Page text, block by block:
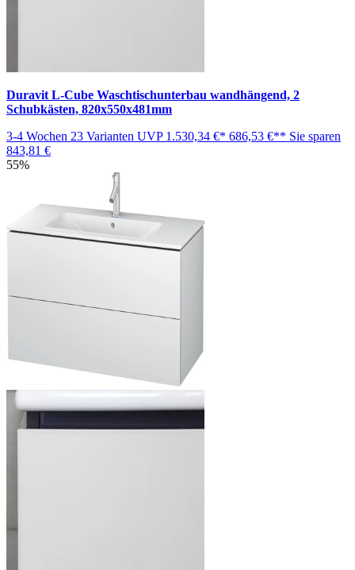
Duravit L-Cube Waschtischunterbau wandhängend, 2
Schubkästen, 820x550x481mm
3-4 Wochen 23 Varianten UVP 1.530,34 €* 686,53 €** Sie sparen
843,81 €
55%